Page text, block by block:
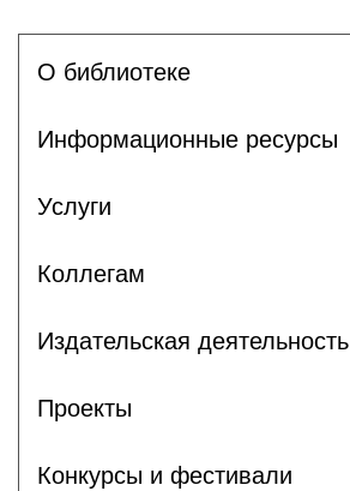
О библиотеке
Информационные ресурсы
Услуги
Коллегам
Издательская деятельность
Проекты
Конкурсы и фестивали